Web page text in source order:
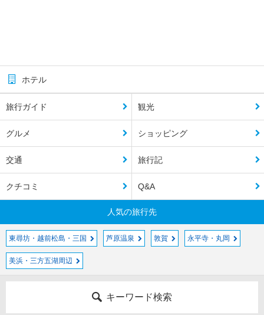
ホテル
旅行ガイド 観光
グルメ ショッピング
交通 旅行記
クチコミ Q&A
人気の旅行先
東尋坊・越前松島・三国 芦原温泉 敦賀 永平寺・丸岡
美浜・三方五湖周辺
キーワード検索